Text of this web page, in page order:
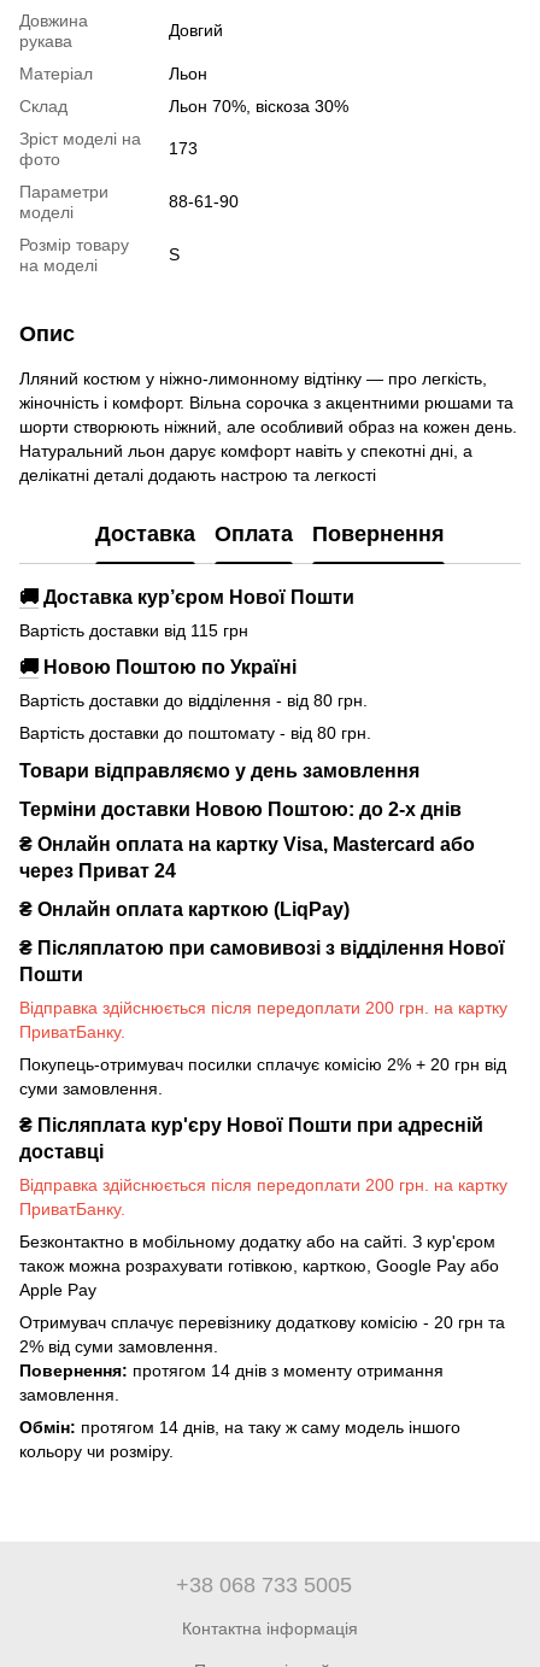
Довжина
рукава
Довгий
Матеріал
Льон
Склад
Льон 70%, віскоза 30%
Зріст моделі на
фото
173
Параметри
моделі
88-61-90
Розмір товару
на моделі
S
Опис
Лляний костюм у ніжно-лимонному відтінку — про легкість,
жіночність і комфорт. Вільна сорочка з акцентними рюшами та
шорти створюють ніжний, але особливий образ на кожен день.
Натуральний льон дарує комфорт навіть у спекотні дні, а
делікатні деталі додають настрою та легкості
Доставка Оплата Повернення
🚚 Доставка кур’єром Нової Пошти
Вартість доставки від 115 грн
🚚 Новою Поштою по Україні
Вартість доставки до відділення - від 80 грн.
Вартість доставки до поштомату - від 80 грн.
Товари відправляємо у день замовлення
Терміни доставки Новою Поштою: до 2-х днів
₴ Онлайн оплата на картку Visa, Mastercard або
через Приват 24
₴ Онлайн оплата карткою (LiqPay)
₴ Післяплатою при самовивозі з відділення Нової
Пошти
Відправка здійснюється після передоплати 200 грн. на картку
ПриватБанку.
Покупець-отримувач посилки сплачує комісію 2% + 20 грн від
суми замовлення.
₴ Післяплата кур'єру Нової Пошти при адресній
доставці
Відправка здійснюється після передоплати 200 грн. на картку
ПриватБанку.
Безконтактно в мобільному додатку або на сайті. З кур'єром
також можна розрахувати готівкою, карткою, Google Pay або
Apple Pay
Отримувач сплачує перевізнику додаткову комісію - 20 грн та
2% від суми замовлення.
Повернення: протягом 14 днів з моменту отримання
замовлення.
Обмін: протягом 14 днів, на таку ж саму модель іншого
кольору чи розміру.
+38 068 733 5005
Контактна інформація